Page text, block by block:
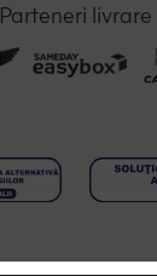
Parteneri livrare